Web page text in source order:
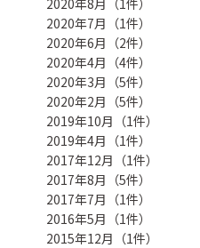
2020年7月（1件）
2020年6月（2件）
2020年4月（4件）
2020年3月（5件）
2020年2月（5件）
2019年10月（1件）
2019年4月（1件）
2017年12月（1件）
2017年8月（5件）
2017年7月（1件）
2016年5月（1件）
2015年12月（1件）